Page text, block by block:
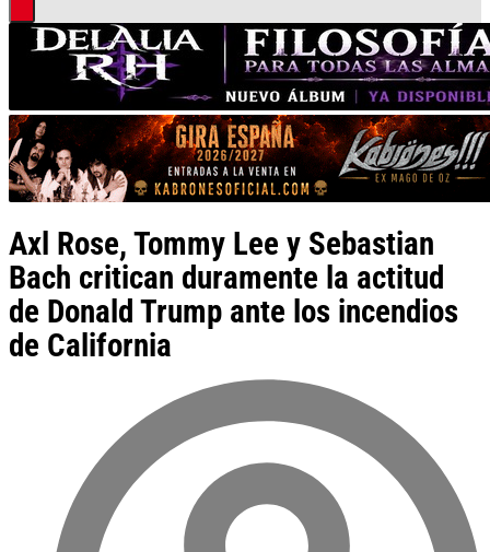
Axl Rose, Tommy Lee y Sebastian
Bach critican duramente la actitud
de Donald Trump ante los incendios
de California